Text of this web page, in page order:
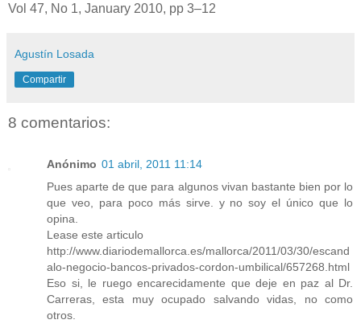
Vol 47, No 1, January 2010, pp 3–12
Agustín Losada
Compartir
8 comentarios:
Anónimo 01 abril, 2011 11:14
Pues aparte de que para algunos vivan bastante bien por lo
que veo, para poco más sirve. y no soy el único que lo
opina.
Lease este articulo
http://www.diariodemallorca.es/mallorca/2011/03/30/escand
alo-negocio-bancos-privados-cordon-umbilical/657268.html
Eso si, le ruego encarecidamente que deje en paz al Dr.
Carreras, esta muy ocupado salvando vidas, no como
otros.